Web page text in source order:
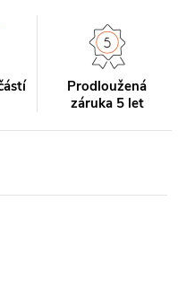
Prodloužená
záruka 5 let